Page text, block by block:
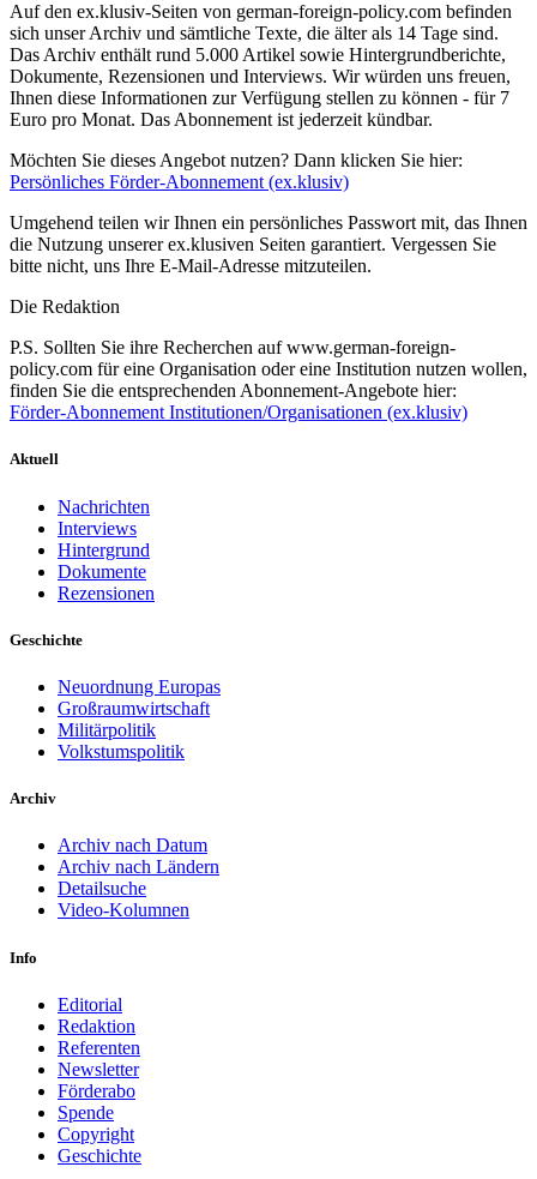
Auf den ex.klusiv-Seiten von german-foreign-policy.com befinden
sich unser Archiv und sämtliche Texte, die älter als 14 Tage sind.
Das Archiv enthält rund 5.000 Artikel sowie Hintergrundberichte,
Dokumente, Rezensionen und Interviews. Wir würden uns freuen,
Ihnen diese Informationen zur Verfügung stellen zu können - für 7
Euro pro Monat. Das Abonnement ist jederzeit kündbar.
Möchten Sie dieses Angebot nutzen? Dann klicken Sie hier:
Persönliches Förder-Abonnement (ex.klusiv)
Umgehend teilen wir Ihnen ein persönliches Passwort mit, das Ihnen
die Nutzung unserer ex.klusiven Seiten garantiert. Vergessen Sie
bitte nicht, uns Ihre E-Mail-Adresse mitzuteilen.
Die Redaktion
P.S. Sollten Sie ihre Recherchen auf www.german-foreign-
policy.com für eine Organisation oder eine Institution nutzen wollen,
finden Sie die entsprechenden Abonnement-Angebote hier:
Förder-Abonnement Institutionen/Organisationen (ex.klusiv)
Aktuell
Nachrichten
Interviews
Hintergrund
Dokumente
Rezensionen
Geschichte
Neuordnung Europas
Großraumwirtschaft
Militärpolitik
Volkstumspolitik
Archiv
Archiv nach Datum
Archiv nach Ländern
Detailsuche
Video-Kolumnen
Info
Editorial
Redaktion
Referenten
Newsletter
Förderabo
Spende
Copyright
Geschichte